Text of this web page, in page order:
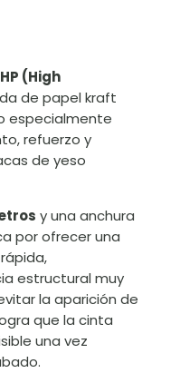
(High
de papel kraft
especialmente
refuerzo y
de yeso
y una anchura
por ofrecer una
estructural muy
la aparición de
que la cinta
una vez